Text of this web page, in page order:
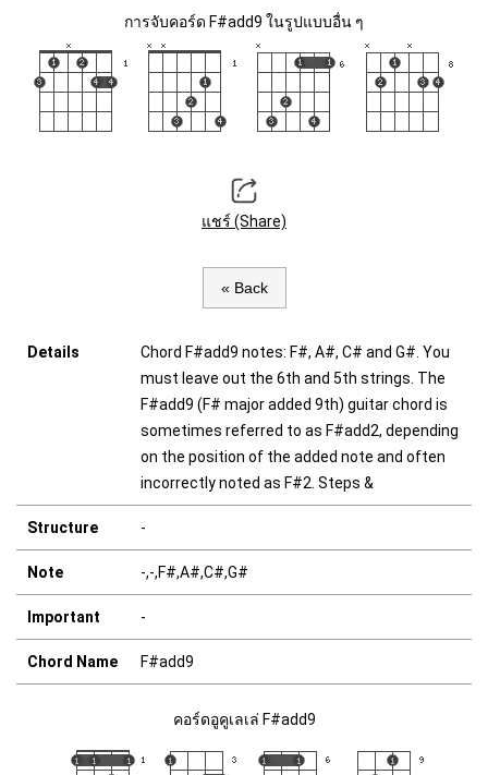
การจับคอร์ด F#add9 ในรูปแบบอื่น ๆ
แชร์ (Share)
« Back
Details
Chord F#add9 notes: F#, A#, C# and G#. You
must leave out the 6th and 5th strings. The
F#add9 (F# major added 9th) guitar chord is
sometimes referred to as F#add2, depending
on the position of the added note and often
incorrectly noted as F#2. Steps &
Structure -
Note -,-,F#,A#,C#,G#
Important -
Chord Name F#add9
คอร์ดอูคูเลเล่ F#add9